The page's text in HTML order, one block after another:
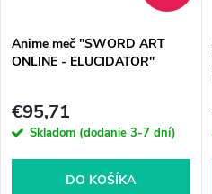
Anime meč "SWORD ART
ONLINE - ELUCIDATOR"
€95,71
Skladom (dodanie 3-7 dní)
DO KOŠÍKA